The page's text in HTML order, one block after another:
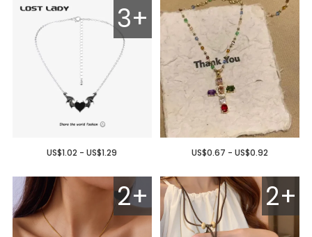
US$0.67 - US$0.92
3+
US$1.02 - US$1.29
2+
2+